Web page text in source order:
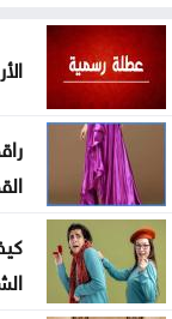
مجلس الشيوخ
روسيا
الحوثيون
في مأرب
عقوبات
مرتبطة بتمويل